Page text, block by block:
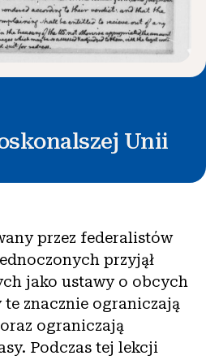
Unii
przez federalistów
przyjął
jako ustawy o obcych
znacznie ograniczają
ograniczają
Podczas tej lekcji